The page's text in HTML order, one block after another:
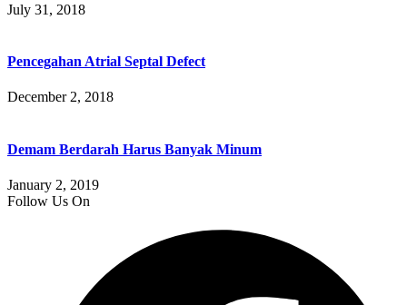
July 31, 2018
Pencegahan Atrial Septal Defect
December 2, 2018
Demam Berdarah Harus Banyak Minum
January 2, 2019
Follow Us On